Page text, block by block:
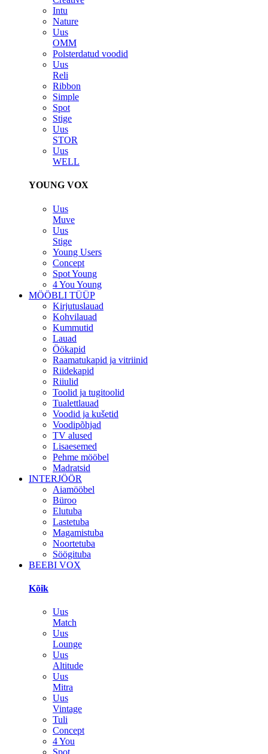
Intu
Nature
Uus
OMM
Polsterdatud voodid
Uus
Reli
Ribbon
Simple
Spot
Stige
Uus
STOR
Uus
WELL
YOUNG VOX
Uus
Muve
Uus
Stige
Young Users
Concept
Spot Young
4 You Young
MÖÖBLI TÜÜP
Kirjutuslauad
Kohvilauad
Kummutid
Lauad
Öökapid
Raamatukapid ja vitriinid
Riidekapid
Riiulid
Toolid ja tugitoolid
Tualettlauad
Voodid ja kušetid
Voodipõhjad
TV alused
Lisaesemed
Pehme mööbel
Madratsid
INTERJÖÖR
Aiamööbel
Büroo
Elutuba
Lastetuba
Magamistuba
Noortetuba
Söögituba
BEEBI VOX
Kõik
Uus
Match
Uus
Lounge
Uus
Altitude
Uus
Mitra
Uus
Vintage
Tuli
Concept
4 You